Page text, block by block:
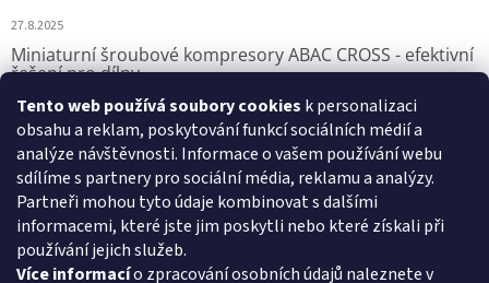
Tento web používá soubory cookies k personalizaci
obsahu a reklam, poskytování funkcí sociálních médií a
analýze návštěvnosti. Informace o vašem používání webu
sdílíme s partnery pro sociální média, reklamu a analýzy.
Partneři mohou tyto údaje kombinovat s dalšími
informacemi, které jste jim poskytli nebo které získali při
používání jejich služeb.
Více informacío zpracování osobních údajů naleznete v
27.8.2025
Miniaturní šroubové kompresory ABAC CROSS - efektivní
řešení pro dílny
7.8.2025
Přijímáme online platby